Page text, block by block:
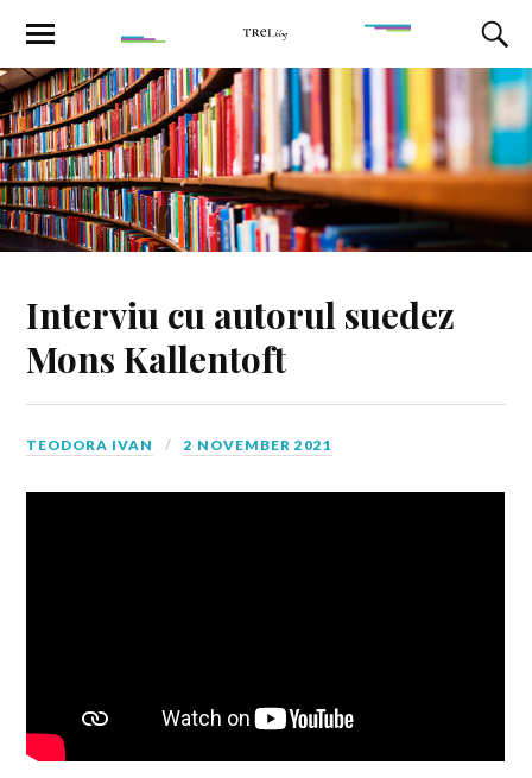
Interviu cu autorul suedez
Mons Kallentoft
TEODORA IVAN 2 NOVEMBER 2021